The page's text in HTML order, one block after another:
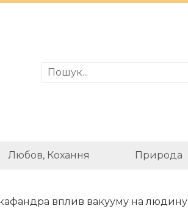
Любов, Кохання Природа
вплив вакууму на людину